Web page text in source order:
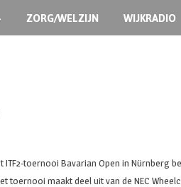
ZORG/WELZIJN WIJKRADIO
toernooi Bavarian Open in
toernooi maakt deel uit van de NEC